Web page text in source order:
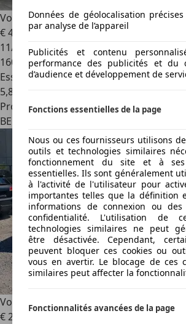
Données de géolocalisation
par analyse de l’appareil
Publicités et contenu
performance des publicités et du
d’audience et développement de
Fonctions essentielles de la page
Nous ou ces fournisseurs utilisons
outils et technologies similaires
fonctionnement du site et à ses
essentielles. Ils sont généralement
à l'activité de l'utilisateur pour
importantes telles que la définition
informations de connexion ou
confidentialité. L'utilisation de
technologies similaires ne peut
être désactivée. Cependant,
peuvent bloquer ces cookies ou
vous en avertir. Le blocage de ces
similaires peut affecter la
Fonctionnalités avancées de la page
Volkswagen Polo ***Volkswagen Polo
€ 4 000
11/2008
160 000 km
Essence
5,8 l/100 km (mixte)
Professionnel
BE 4000
Volkswagen PoloPolo 1.6 CR TDi DPF
€ 2 299